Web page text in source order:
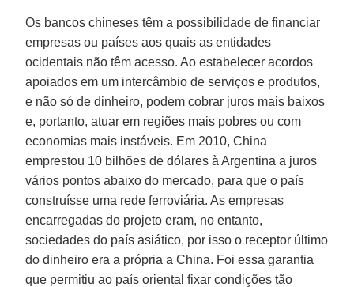
Os bancos chineses têm a possibilidade de financiar
empresas ou países aos quais as entidades
ocidentais não têm acesso. Ao estabelecer acordos
apoiados em um intercâmbio de serviços e produtos,
e não só de dinheiro, podem cobrar juros mais baixos
e, portanto, atuar em regiões mais pobres ou com
economias mais instáveis. Em 2010, China
emprestou 10 bilhões de dólares à Argentina a juros
vários pontos abaixo do mercado, para que o país
construísse uma rede ferroviária. As empresas
encarregadas do projeto eram, no entanto,
sociedades do país asiático, por isso o receptor último
do dinheiro era a própria a China. Foi essa garantia
que permitiu ao país oriental fixar condições tão